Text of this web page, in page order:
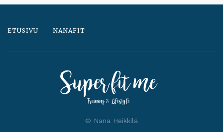
ETUSIVU NANAFIT
© Nana Heikkilä